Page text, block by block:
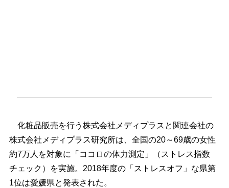
化粧品販売を行う株式会社メディプラスと関連会社の
株式会社メディプラス研究所は、全国の20～69歳の女性
約7万人を対象に「ココロの体力測定」（ストレス指数
チェック）を実施。2018年度の「ストレスオフ」な県第
1位は愛媛県と発表された。